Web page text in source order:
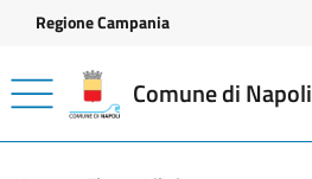
Vai ai contenuti
Vai al footer
Regione Campania
Comune di Napoli